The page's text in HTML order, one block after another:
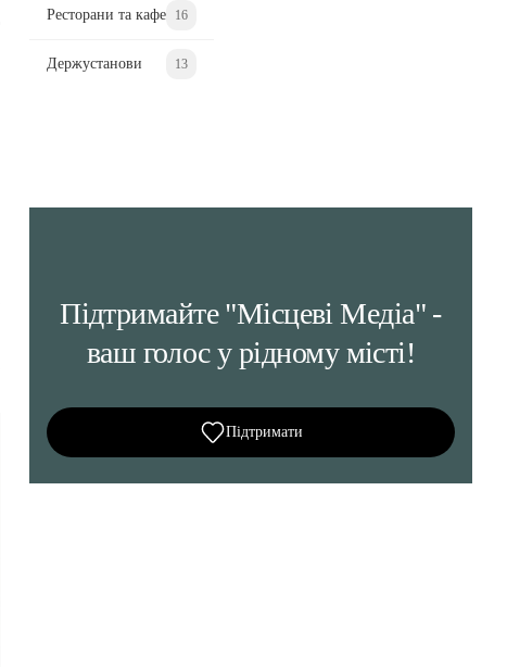
Ресторани та кафе 16
Держустанови 13
Підтримайте "Місцеві Медіа" -
ваш голос у рідному місті!
Підтримати